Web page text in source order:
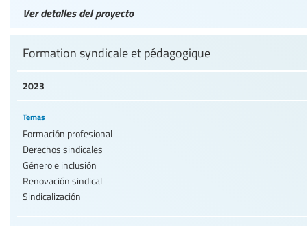
Ver detalles del proyecto
2023
Formation syndicale et pédagogique
Temas
Formación profesional
Derechos sindicales
Género e inclusión
Renovación sindical
Sindicalización